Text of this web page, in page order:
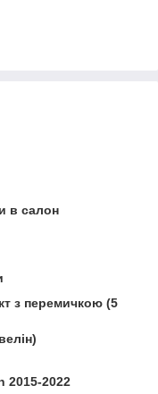
в салон
з перемичкою (5
2015-2022